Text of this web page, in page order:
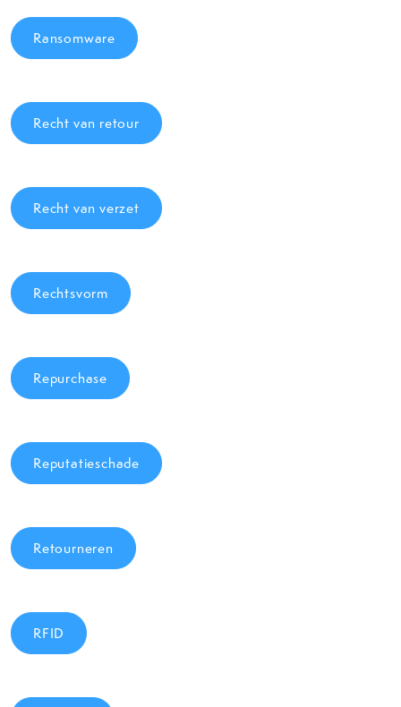
Ransomware
Recht van retour
Recht van verzet
Rechtsvorm
Repurchase
Reputatieschade
Retourneren
RFID